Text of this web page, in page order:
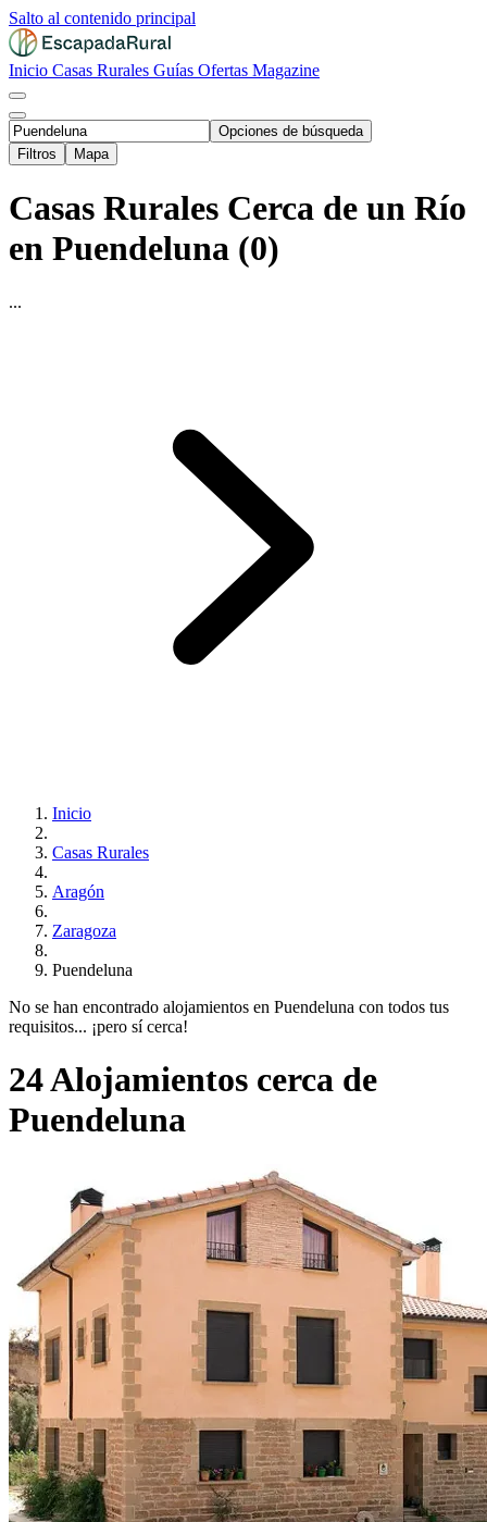
Salto al contenido principal
Inicio Casas Rurales Guías Ofertas Magazine
Opciones de búsqueda
Filtros
Mapa
Casas Rurales Cerca de un Río
en Puendeluna (0)
...
Inicio
Casas Rurales
Aragón
Zaragoza
Puendeluna
No se han encontrado alojamientos en Puendeluna con todos tus
requisitos... ¡pero sí cerca!
24 Alojamientos cerca de
Puendeluna